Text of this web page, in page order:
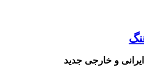
و خارجی جدید